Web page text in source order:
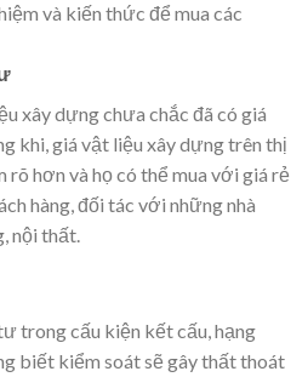
và kiến thức để mua các
xây dựng chưa chắc đã có giá
khi, giá vật liệu xây dựng trên thị
hơn và họ có thể mua với giá rẻ
hàng, đối tác với những nhà
nội thất.
trong cấu kiện kết cấu, hạng
biết kiểm soát sẽ gây thất thoát